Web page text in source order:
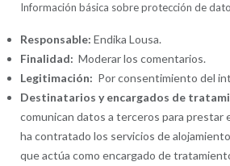
Información básica sobre protección de
Responsable: Endika Lousa.
Finalidad: Moderar los comentarios.
Legitimación: Por consentimiento del
Destinatarios y encargados de
comunican datos a terceros para prestar
ha contratado los servicios de
que actúa como encargado de